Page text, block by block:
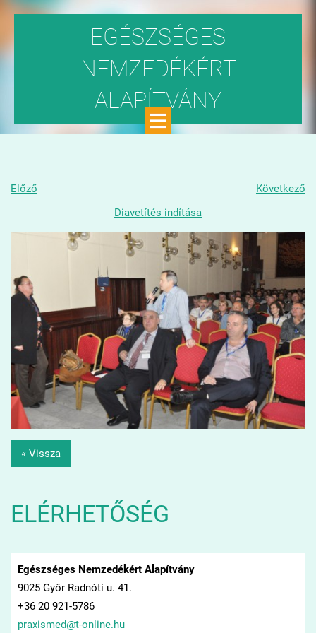
EGÉSZSÉGES
NEMZEDÉKÉRT
ALAPÍTVÁNY
Előző
Következő
Diavetítés indítása
« Vissza
ELÉRHETŐSÉG
Egészséges Nemzedékért Alapítvány
9025 Győr Radnóti u. 41.
+36 20 921-5786
praxismed@t-online.hu